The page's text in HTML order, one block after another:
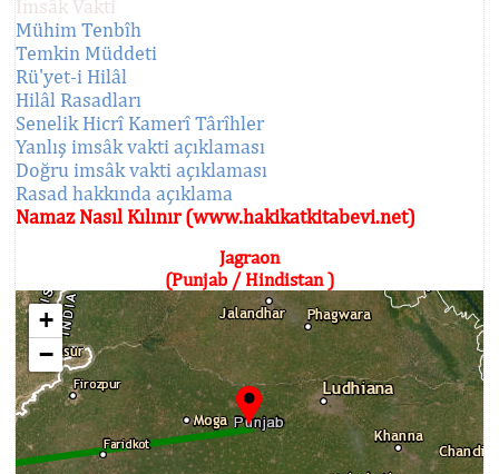
İmsâk Vakti
Mühim Tenbîh
Temkin Müddeti
Rü'yet-i Hilâl
Hilâl Rasadları
Senelik Hicrî Kamerî Târîhler
Yanlış imsâk vakti açıklaması
Doğru imsâk vakti açıklaması
Rasad hakkında açıklama
Namaz Nasıl Kılınır (www.hakikatkitabevi.net)
Jagraon
(Punjab / Hindistan )
+
−